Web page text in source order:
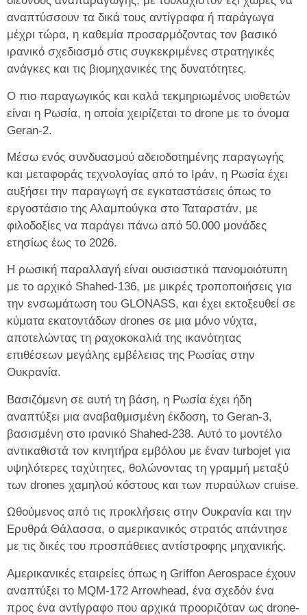
αναπτύσσουν τα δικά τους αντίγραφα ή παράγωγα
μέχρι τώρα, η καθεμία προσαρμόζοντας τον βασικό
ιρανικό σχεδιασμό στις συγκεκριμένες στρατηγικές
ανάγκες και τις βιομηχανικές της δυνατότητες.
Ο πιο παραγωγικός και καλά τεκμηριωμένος υιοθετών
είναι η Ρωσία, η οποία χειρίζεται το drone με το όνομα
Geran-2.
Μέσω ενός συνδυασμού αδειοδοτημένης παραγωγής
και μεταφοράς τεχνολογίας από το Ιράν, η Ρωσία έχει
αυξήσει την παραγωγή σε εγκαταστάσεις όπως το
εργοστάσιο της Αλαμπούγκα στο Ταταρστάν, με
φιλοδοξίες να παράγει πάνω από 50.000 μονάδες
ετησίως έως το 2026.
Η ρωσική παραλλαγή είναι ουσιαστικά πανομοιότυπη
με το αρχικό Shahed‑136, με μικρές τροποποιήσεις για
την ενσωμάτωση του GLONASS, και έχει εκτοξευθεί σε
κύματα εκατοντάδων drones σε μια μόνο νύχτα,
αποτελώντας τη ραχοκοκαλιά της ικανότητας
επιθέσεων μεγάλης εμβέλειας της Ρωσίας στην
Ουκρανία.
Βασιζόμενη σε αυτή τη βάση, η Ρωσία έχει ήδη
αναπτύξει μια αναβαθμισμένη έκδοση, το Geran‑3,
βασισμένη στο ιρανικό Shahed‑238. Αυτό το μοντέλο
αντικαθιστά τον κινητήρα εμβόλου με έναν turbojet για
υψηλότερες ταχύτητες, θολώνοντας τη γραμμή μεταξύ
των drones χαμηλού κόστους και των πυραύλων cruise.
Ωθούμενος από τις προκλήσεις στην Ουκρανία και την
Ερυθρά Θάλασσα, ο αμερικανικός στρατός απάντησε
με τις δικές του προσπάθειες αντίστροφης μηχανικής.
Αμερικανικές εταιρείες όπως η Griffon Aerospace έχουν
αναπτύξει το MQM‑172 Arrowhead, ένα σχεδόν ένα
προς ένα αντίγραφο που αρχικά προοριζόταν ως drone-